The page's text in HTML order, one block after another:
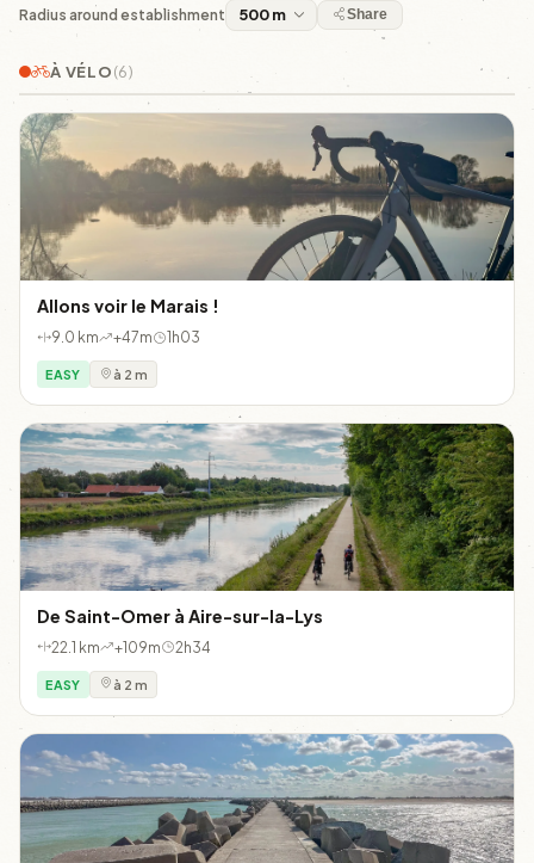
Radius around establishment Share
À VÉLO(6)
Allons voir le Marais !
9.0 km +47m 1h03
EASY à 2 m
De Saint-Omer à Aire-sur-la-Lys
22.1 km +109m 2h34
EASY à 2 m